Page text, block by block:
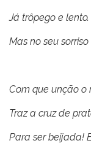
Já trôpego e
Mas no seu
Com que unção o
Traz a cruz de
Para ser beijada!